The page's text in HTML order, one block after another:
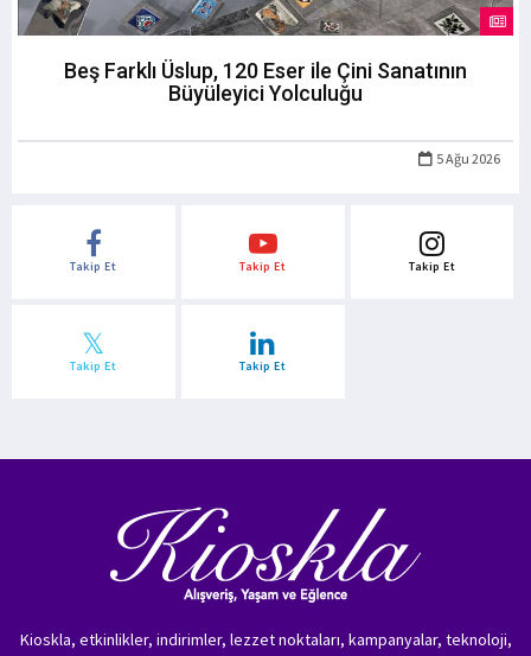
Beş Farklı Üslup, 120 Eser ile Çini Sanatının
Büyüleyici Yolculuğu
5 Ağu 2026
Takip Et Takip Et Takip Et
Takip Et Takip Et
Kioskla, etkinlikler, indirimler, lezzet noktaları, kampanyalar, teknoloji,